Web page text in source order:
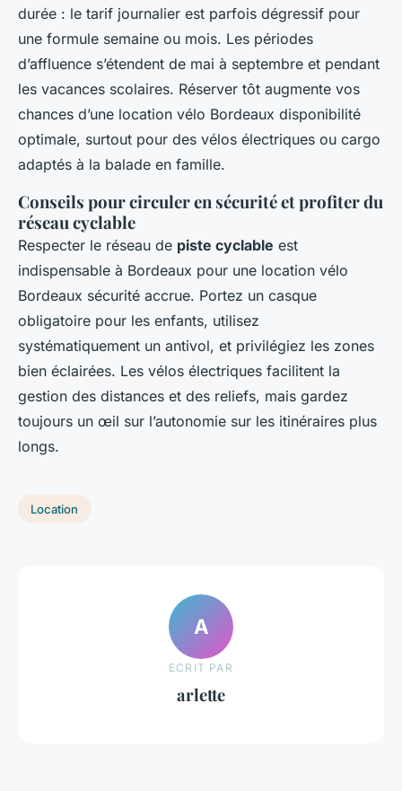
durée : le tarif journalier est parfois dégressif pour
une formule semaine ou mois. Les périodes
d’affluence s’étendent de mai à septembre et pendant
les vacances scolaires. Réserver tôt augmente vos
chances d’une location vélo Bordeaux disponibilité
optimale, surtout pour des vélos électriques ou cargo
adaptés à la balade en famille.
Conseils pour circuler en sécurité et profiter du
réseau cyclable
Respecter le réseau de piste cyclable est
indispensable à Bordeaux pour une location vélo
Bordeaux sécurité accrue. Portez un casque
obligatoire pour les enfants, utilisez
systématiquement un antivol, et privilégiez les zones
bien éclairées. Les vélos électriques facilitent la
gestion des distances et des reliefs, mais gardez
toujours un œil sur l’autonomie sur les itinéraires plus
longs.
Location
A
ECRIT PAR
arlette